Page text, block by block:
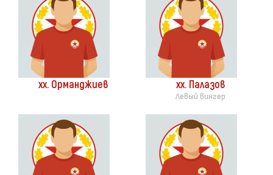
хх. Орманджиев хх. Палазов
Левый вингер